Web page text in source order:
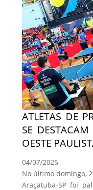
ATLETAS DE
SE
OESTE
04/07/2025
No último domingo,
Araçatuba-SP foi